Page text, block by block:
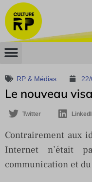
RP & Médias
Le nouveau
Twitter
Contrairement aux
Internet n’était
communication et